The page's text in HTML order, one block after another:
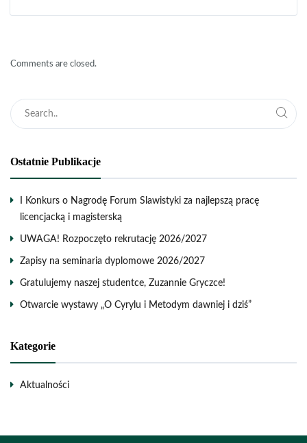
Comments are closed.
Ostatnie Publikacje
I Konkurs o Nagrodę Forum Slawistyki za najlepszą pracę
licencjacką i magisterską
UWAGA! Rozpoczęto rekrutację 2026/2027
Zapisy na seminaria dyplomowe 2026/2027
Gratulujemy naszej studentce, Zuzannie Gryczce!
Otwarcie wystawy „O Cyrylu i Metodym dawniej i dziś”
Kategorie
Aktualności